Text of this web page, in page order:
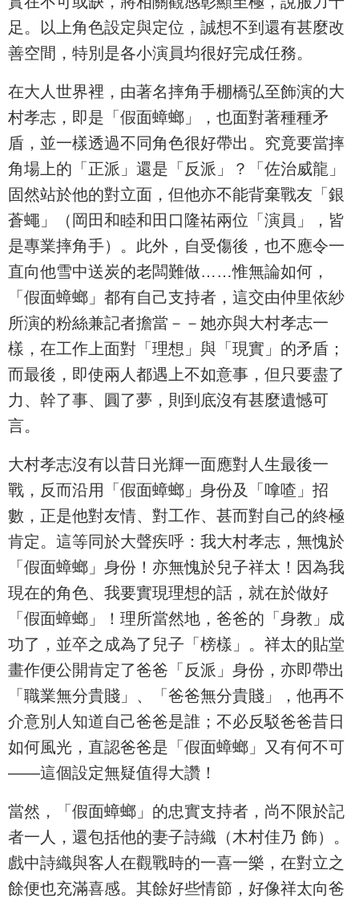
足。以上角色設定與定位，誠想不到還有甚麼改
善空間，特別是各小演員均很好完成任務。
在大人世界裡，由著名摔角手棚橋弘至飾演的大
村孝志，即是「假面蟑螂」，也面對著種種矛
盾，並一樣透過不同角色很好帶出。究竟要當摔
角場上的「正派」還是「反派」？「佐治威龍」
固然站於他的對立面，但他亦不能背棄戰友「銀
蒼蠅」（岡田和睦和田口隆祐兩位「演員」，皆
是專業摔角手）。此外，自受傷後，也不應令一
直向他雪中送炭的老闆難做……惟無論如何，
「假面蟑螂」都有自己支持者，這交由仲里依紗
所演的粉絲兼記者擔當－－她亦與大村孝志一
樣，在工作上面對「理想」與「現實」的矛盾；
而最後，即使兩人都遇上不如意事，但只要盡了
力、幹了事、圓了夢，則到底沒有甚麼遺憾可
言。
大村孝志沒有以昔日光輝一面應對人生最後一
戰，反而沿用「假面蟑螂」身份及「嗱喳」招
數，正是他對友情、對工作、甚而對自己的終極
肯定。這等同於大聲疾呼：我大村孝志，無愧於
「假面蟑螂」身份！亦無愧於兒子祥太！因為我
現在的角色、我要實現理想的話，就在於做好
「假面蟑螂」！理所當然地，爸爸的「身教」成
功了，並卒之成為了兒子「榜樣」。祥太的貼堂
畫作便公開肯定了爸爸「反派」身份，亦即帶出
「職業無分貴賤」、「爸爸無分貴賤」，他再不
介意別人知道自己爸爸是誰；不必反駁爸爸昔日
如何風光，直認爸爸是「假面蟑螂」又有何不可
——這個設定無疑值得大讚！
當然，「假面蟑螂」的忠實支持者，尚不限於記
者一人，還包括他的妻子詩織（木村佳乃 飾）。
戲中詩織與客人在觀戰時的一喜一樂，在對立之
餘便也充滿喜感。其餘好些情節，好像祥太向爸